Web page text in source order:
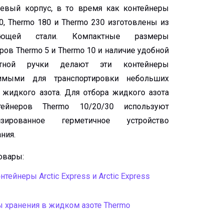
корпус, в то время как контейнеры
Thermo 180 и Thermo 230 изготовлены из
стали. Компактные размеры
Thermo 5 и Thermo 10 и наличие удобной
ручки делают эти контейнеры
для транспортировки небольших
азота. Для отбора жидкого азота
Thermo 10/20/30 используют
герметичное устройство
Arctic Express и Arctic Express
хранения в жидком азоте Thermo